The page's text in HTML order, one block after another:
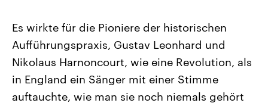
Landtagswahl Sachsen-Anhalt
USA
Es wirkte für die Pioniere der historischen
Aufführungspraxis, Gustav Leonhard und
Nikolaus Harnoncourt, wie eine Revolution, als
in England ein Sänger mit einer Stimme
auftauchte, wie man sie noch niemals gehört